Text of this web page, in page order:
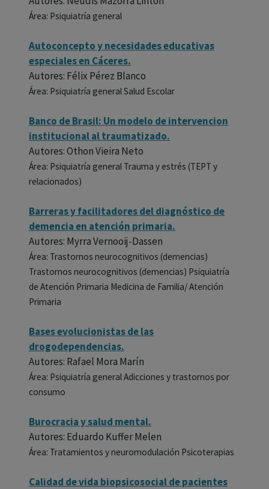
Área: Psiquiatría general
Autoconcepto y necesidades educativas
especiales en Cáceres.
Autores: Félix Pérez Blanco
Área: Psiquiatría general Salud Escolar
Banco de Brasil: Un modelo de intervencion
institucional al traumatizado.
Autores: Othon Vieira Neto
Área: Psiquiatría general Trauma y estrés (TEPT y
relacionados)
Barreras y facilitadores del diagnóstico de
demencia en atención primaria.
Autores: Myrra Vernooij-Dassen
Área: Trastornos neurocognitivos (demencias)
Trastornos neurocognitivos (demencias) Psiquiatría
de Atención Primaria Medicina de Familia/ Atención
Primaria
Bases evolucionistas de las
drogodependencias.
Autores: Rafael Mora Marín
Área: Psiquiatría general Adicciones y trastornos por
consumo
Burocracia y salud mental.
Autores: Eduardo Kuffer Melen
Área: Tratamientos y neuromodulación Psicoterapias
Calidad de vida biopsicosocial de pacientes